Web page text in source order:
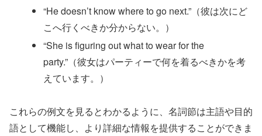
“He doesn’t know where to go next.”（彼は次にど
こへ行くべきか分からない。）
“She is figuring out what to wear for the
party.”（彼女はパーティーで何を着るべきかを考
えています。）
これらの例文を見るとわかるように、名詞節は主語や目的
語として機能し、より詳細な情報を提供することができま